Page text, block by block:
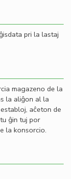
pri la lastaj
magazeno de la
la aliĝon al la
aĉeton de
ĝin tuj por
la konsorcio.